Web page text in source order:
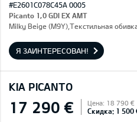
#E2601C078C45A 0005
Picanto 1,0 GDI EX AMT
Milky Beige (M9Y),Текстильная
Я ЗАИНТЕРЕСОВАН!
KIA PICANTO
17 290 € Цена: 18 790 €
Скидка: 1 500